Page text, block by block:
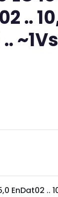
..
EnDat02 ..